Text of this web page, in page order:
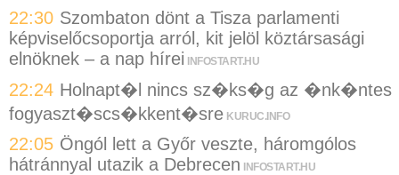
22:30 Szombaton dönt a Tisza parlamenti
képviselőcsoportja arról, kit jelöl köztársasági
elnöknek – a nap hírei INFOSTART.HU
22:24 Holnapt�l nincs sz�ks�g az �nk�ntes
fogyaszt�scs�kkent�sre KURUC.INFO
22:05 Öngól lett a Győr veszte, háromgólos
hátránnyal utazik a Debrecen INFOSTART.HU